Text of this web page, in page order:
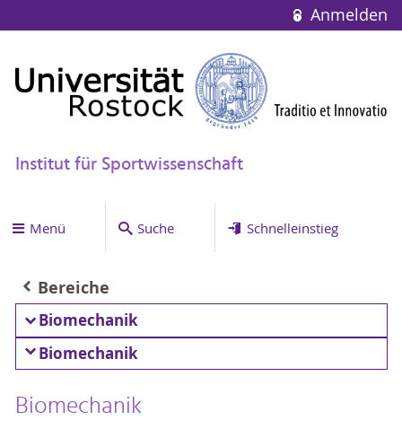
Anmelden
Institut für Sportwissenschaft
Menü Suche Schnelleinstieg
Bereiche
Biomechanik
Biomechanik
Biomechanik